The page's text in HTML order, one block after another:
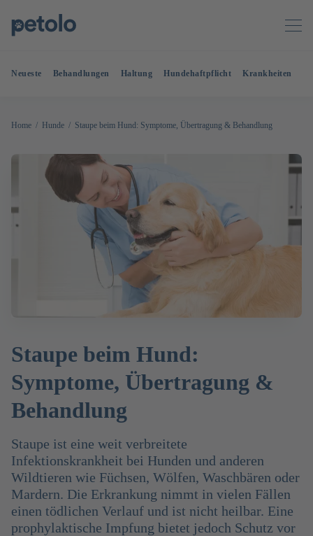
Neueste Behandlungen Haltung Hundehaftpflicht Krankheiten
Home Hunde Staupe beim Hund: Symptome, Übertragung & Behandlung
Staupe beim Hund:
Symptome, Übertragung &
Behandlung
Staupe ist eine weit verbreitete
Infektionskrankheit bei Hunden und anderen
Wildtieren wie Füchsen, Wölfen, Waschbären oder
Mardern. Die Erkrankung nimmt in vielen Fällen
einen tödlichen Verlauf und ist nicht heilbar. Eine
prophylaktische Impfung bietet jedoch Schutz vor